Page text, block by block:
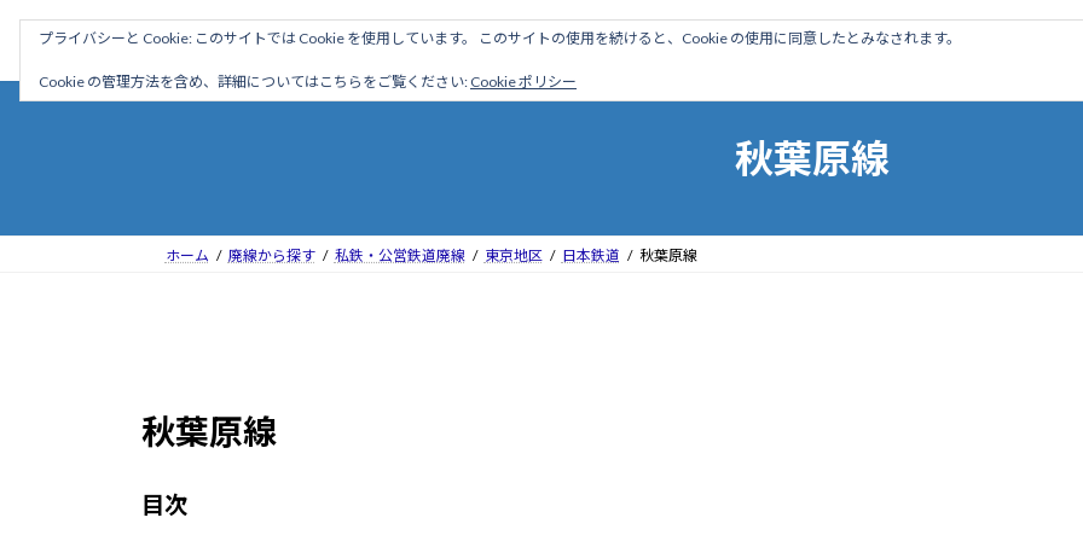
駅名読み方大全 ホーム はじめに 管理人ブログ 営業線から探す
秋葉原線
ホーム 廃線から探す 私鉄・公営鉄道廃線 東京地区 日本鉄道 秋葉原線
秋葉原線
目次
プライバシーと Cookie: このサイトでは Cookie を使用しています。 このサイトの使用を続けると、Cookie の使用に同意したとみなされます。
Cookie の管理方法を含め、詳細についてはこちらをご覧ください: Cookie ポリシー